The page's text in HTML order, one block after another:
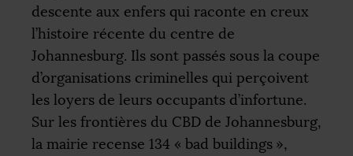
descente aux enfers qui raconte en creux
l’histoire récente du centre de
Johannesburg. Ils sont passés sous la coupe
d’organisations criminelles qui perçoivent
les loyers de leurs occupants d’infortune.
Sur les frontières du CBD de Johannesburg,
la mairie recense 134 « bad buildings »,